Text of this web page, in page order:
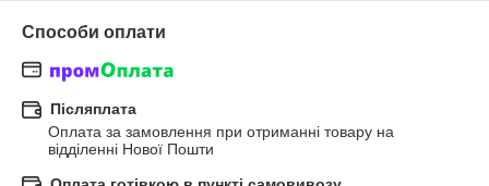
Способи оплати
Післяплата
Оплата за замовлення при отриманні товару на
відділенні Нової Пошти